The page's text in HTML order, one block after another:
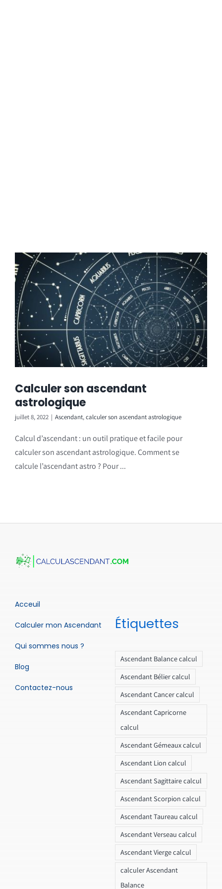
Calculer son ascendant
astrologique
juillet 8, 2022 | Ascendant,calculer son ascendant astrologique
Calcul d’ascendant : un outil pratique et facile pour
calculer son ascendant astrologique. Comment se
calcule l’ascendant astro ? Pour ...
Acceuil
Calculer mon Ascendant
Qui sommes nous ?
Blog
Contactez-nous
Étiquettes
Ascendant Balance calcul
Ascendant Bélier calcul
Ascendant Cancer calcul
Ascendant Capricorne
calcul
Ascendant Gémeaux calcul
Ascendant Lion calcul
Ascendant Sagittaire calcul
Ascendant Scorpion calcul
Ascendant Taureau calcul
Ascendant Verseau calcul
Ascendant Vierge calcul
calculer Ascendant
Balance